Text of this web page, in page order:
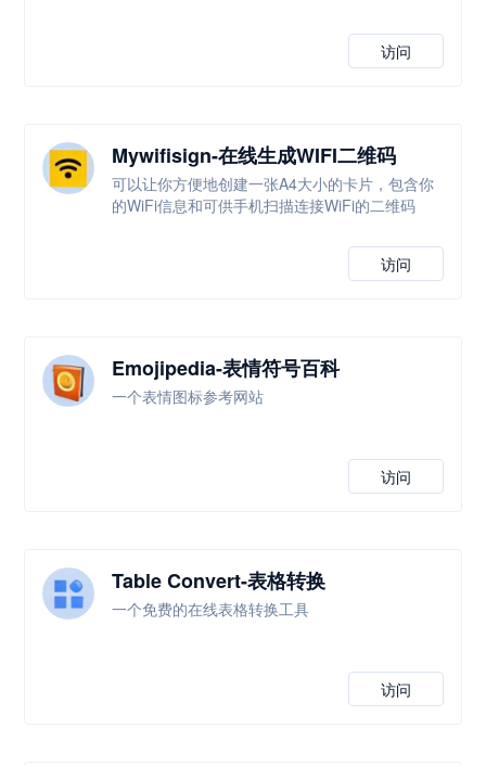
访问
Mywifisign-在线生成WIFI二维码
可以让你方便地创建一张A4大小的卡片，包含你
的WiFi信息和可供手机扫描连接WiFi的二维码
访问
Emojipedia-表情符号百科
一个表情图标参考网站
访问
Table Convert-表格转换
一个免费的在线表格转换工具
访问